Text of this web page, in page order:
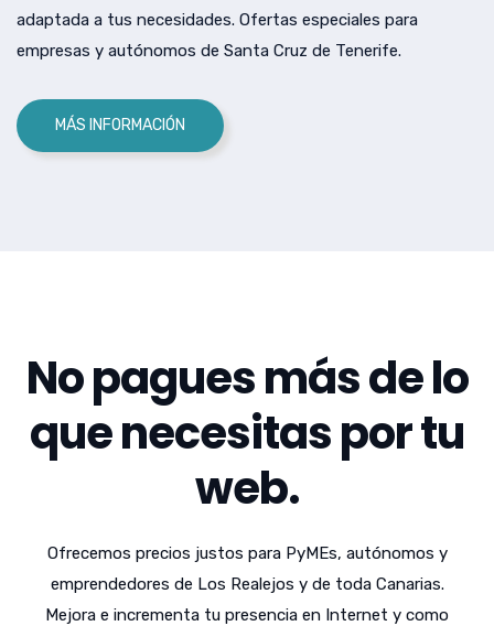
adaptada a tus necesidades. Ofertas especiales para
empresas y autónomos de Santa Cruz de Tenerife.
MÁS INFORMACIÓN
No pagues más de lo
que necesitas por tu
web.
Ofrecemos precios justos para PyMEs, autónomos y
emprendedores de Los Realejos y de toda Canarias.
Mejora e incrementa tu presencia en Internet y como